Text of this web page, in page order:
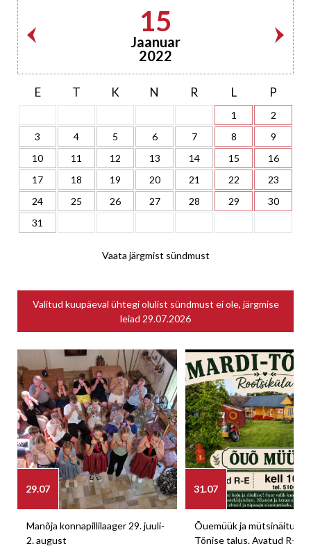
15
Jaanuar
2022
E T K N R L P
1
2
3
4 5 6 7 8
9
10
11 12 13 14 15
16
17
18 19 20 21 22
23
24
25 26 27 28 29
30
31
Vaata järgmist sündmust
Valitud kuupäeval ühtegi olulist sündmust ei ole, järgmise
leiad 29.07.2026
29.07
Manõja konnapillilaager 29. juuli-
2. august
31.07
Õuemüük ja mütsinäitus
Tõnise talus. Avatud R-E